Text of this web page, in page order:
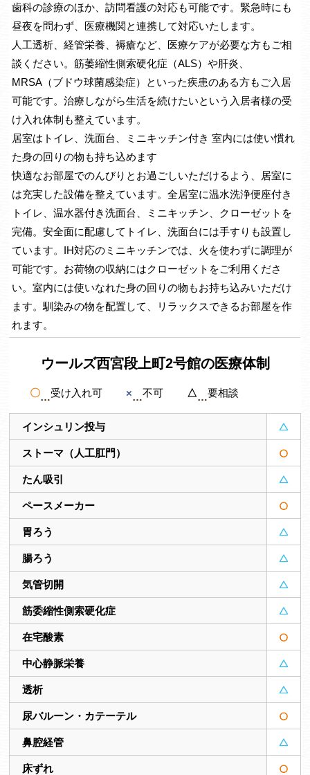
歯科の診療のほか、訪問看護の対応も可能です。緊急時にも
昼夜を問わず、医療機関と連携して対応いたします。
人工透析、経管栄養、褥瘡など、医療ケアが必要な方もご相
談ください。筋萎縮性側索硬化症（ALS）や肝炎、
MRSA（ブドウ球菌感染症）といった疾患のある方もご入居
可能です。治療しながら生活を続けたいという入居者様の受
け入れ体制も整えています。
居室はトイレ、洗面台、ミニキッチン付き 室内には使い慣れ
た身の回りの物も持ち込めます
快適なお部屋でのんびりとお過ごしいただけるよう、居室に
は充実した設備を整えています。全居室に温水洗浄便座付き
トイレ、温水器付き洗面台、ミニキッチン、クローゼットを
完備。安全面に配慮してトイレ、洗面台には手すりも設置し
ています。IH対応のミニキッチンでは、火を使わずに調理が
可能です。お荷物の収納にはクローゼットをご利用くださ
い。室内には使いなれた身の回りの物もお持ち込みいただけ
ます。馴染みの物を配置して、リラックスできるお部屋を作
れます。
ウールズ西宮段上町2号館の医療体制
〇 受け入れ可 × 不可 △ 要相談
インシュリン投与
ストーマ（人工肛門）
たん吸引
ペースメーカー
胃ろう
腸ろう
気管切開
筋委縮性側索硬化症
在宅酸素
中心静脈栄養
透析
尿バルーン・カテーテル
鼻腔経管
床ずれ